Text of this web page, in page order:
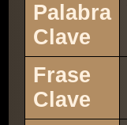
Palabra
Clave
Frase
Clave